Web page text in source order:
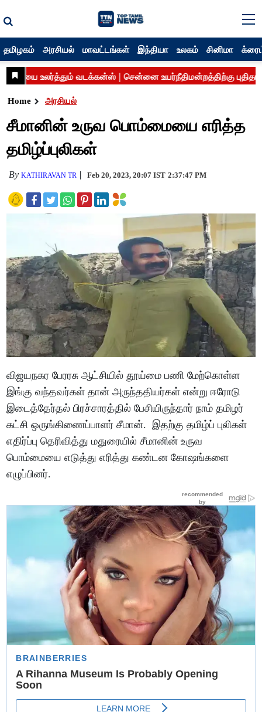
தமிழகம் அரசியல் மாவட்டங்கள் இந்தியா உலகம் சினிமா
Home அரசியல்
சீமானின் உருவ பொம்மையை எரித்த
தமிழ்ப்புலிகள்
ByKATHIRAVAN TR Feb 20, 2023, 20:07 IST 2:37:47 PM
விஜயநகர பேரரசு ஆட்சியில் தூய்மை பணி மேற்கொள்ள
இங்கு வந்தவர்கள் தான் அருந்ததியர்கள் என்று ஈரோடு
இடைத்தேர்தல் பிரச்சாரத்தில் பேசியிருந்தார் நாம் தமிழர்
கட்சி ஒருங்கிணைப்பாளர் சீமான். இதற்கு தமிழ்ப் புலிகள்
எதிர்ப்பு தெரிவித்து மதுரையில் சீமானின் உருவ
பொம்மையை எடுத்து எரித்து கண்டன கோஷங்களை
எழுப்பினர்.